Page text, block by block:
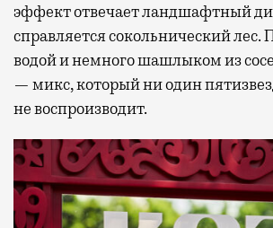
эффект отвечает ландшафтный
справляется сокольнический лес.
водой и немного шашлыком из
— микс, который ни один
не воспроизводит.